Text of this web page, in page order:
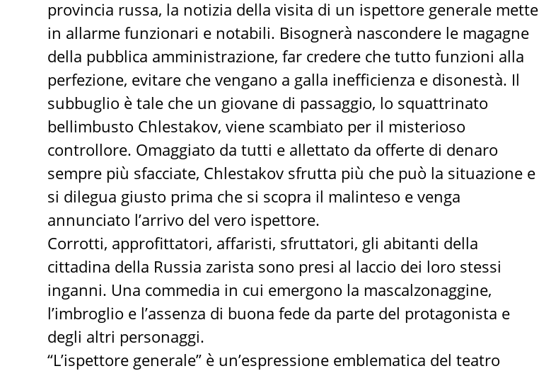
provincia russa, la notizia della visita di un ispettore generale mette
in allarme funzionari e notabili. Bisognerà nascondere le magagne
della pubblica amministrazione, far credere che tutto funzioni alla
perfezione, evitare che vengano a galla inefficienza e disonestà. Il
subbuglio è tale che un giovane di passaggio, lo squattrinato
bellimbusto Chlestakov, viene scambiato per il misterioso
controllore. Omaggiato da tutti e allettato da offerte di denaro
sempre più sfacciate, Chlestakov sfrutta più che può la situazione e
si dilegua giusto prima che si scopra il malinteso e venga
annunciato l’arrivo del vero ispettore.
Corrotti, approfittatori, affaristi, sfruttatori, gli abitanti della
cittadina della Russia zarista sono presi al laccio dei loro stessi
inganni. Una commedia in cui emergono la mascalzonaggine,
l’imbroglio e l’assenza di buona fede da parte del protagonista e
degli altri personaggi.
“L’ispettore generale” è un’espressione emblematica del teatro